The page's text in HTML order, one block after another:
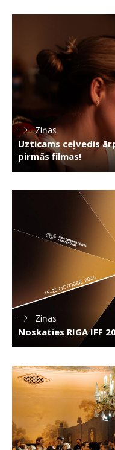
Ziņas
Uzticams ceļvedis
pirmās filmas!
Ziņas
Noskaties RIGA IFF